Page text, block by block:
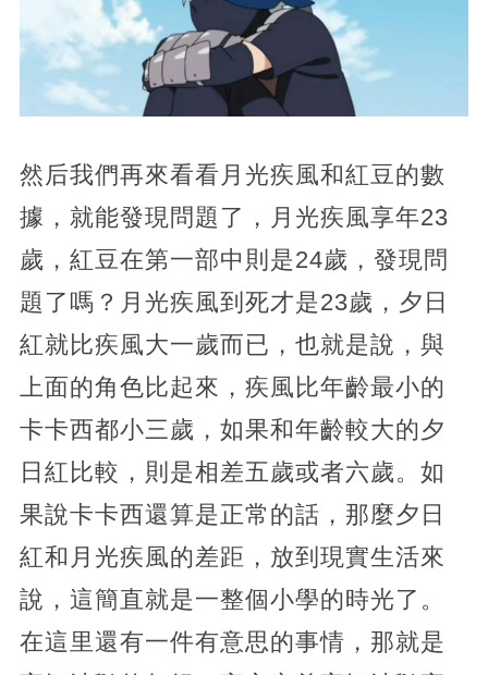
然后我們再來看看月光疾風和紅豆的數
據，就能發現問題了，月光疾風享年23
歲，紅豆在第一部中則是24歲，發現問
題了嗎？月光疾風到死才是23歲，夕日
紅就比疾風大一歲而已，也就是說，與
上面的角色比起來，疾風比年齡最小的
卡卡西都小三歲，如果和年齡較大的夕
日紅比較，則是相差五歲或者六歲。如
果說卡卡西還算是正常的話，那麼夕日
紅和月光疾風的差距，放到現實生活來
說，這簡直就是一整個小學的時光了。
在這里還有一件有意思的事情，那就是